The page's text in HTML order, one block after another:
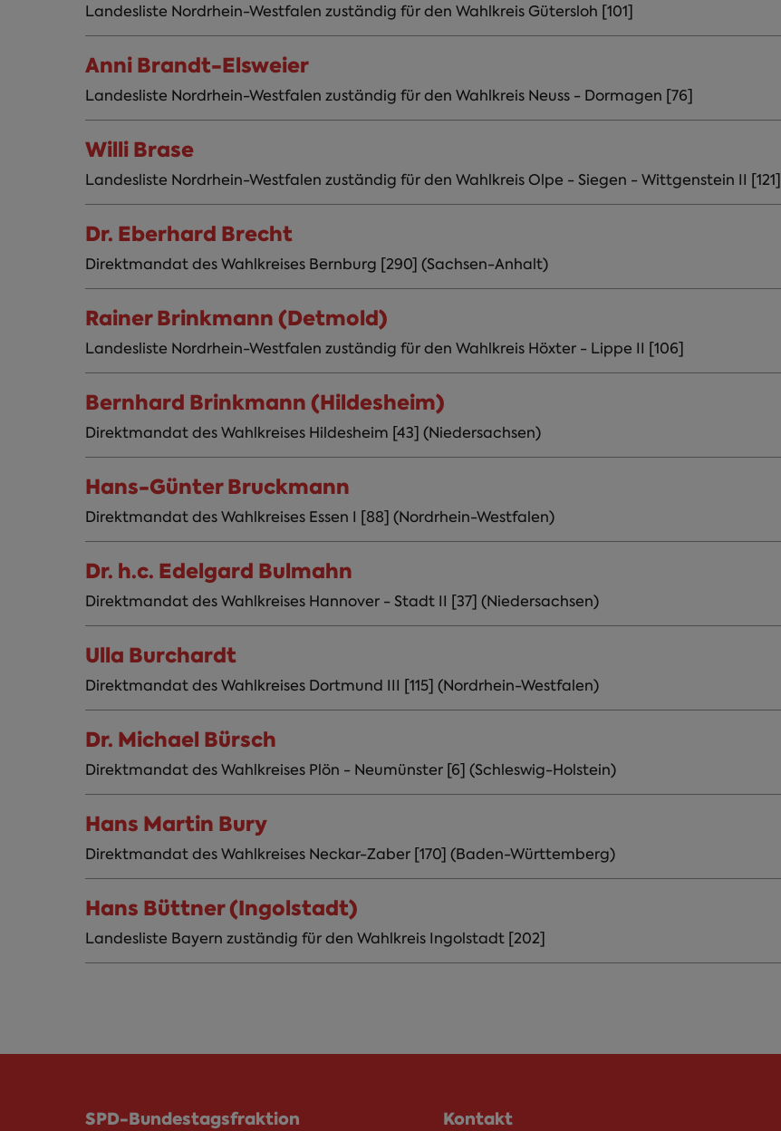
Landesliste Nordrhein-Westfalen zuständig für den Wahlkreis Gütersloh [101]
Anni Brandt-Elsweier
Landesliste Nordrhein-Westfalen zuständig für den Wahlkreis Neuss - Dormagen [76]
Willi Brase
Landesliste Nordrhein-Westfalen zuständig für den Wahlkreis Olpe - Siegen - Wittgenstein II [121]
Dr. Eberhard Brecht
Direktmandat des Wahlkreises Bernburg [290] (Sachsen-Anhalt)
Rainer Brinkmann (Detmold)
Landesliste Nordrhein-Westfalen zuständig für den Wahlkreis Höxter - Lippe II [106]
Bernhard Brinkmann (Hildesheim)
Direktmandat des Wahlkreises Hildesheim [43] (Niedersachsen)
Hans-Günter Bruckmann
Direktmandat des Wahlkreises Essen I [88] (Nordrhein-Westfalen)
Dr. h.c. Edelgard Bulmahn
Direktmandat des Wahlkreises Hannover - Stadt II [37] (Niedersachsen)
Ulla Burchardt
Direktmandat des Wahlkreises Dortmund III [115] (Nordrhein-Westfalen)
Dr. Michael Bürsch
Direktmandat des Wahlkreises Plön - Neumünster [6] (Schleswig-Holstein)
Hans Martin Bury
Direktmandat des Wahlkreises Neckar-Zaber [170] (Baden-Württemberg)
Hans Büttner (Ingolstadt)
Landesliste Bayern zuständig für den Wahlkreis Ingolstadt [202]
SPD-Bundestagsfraktion Kontakt